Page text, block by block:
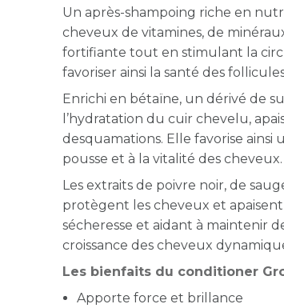
Un après-shampoing riche en
cheveux de vitamines, de
fortifiante tout en stimulant la
favoriser ainsi la santé des
Enrichi en bétaïne, un dérivé de
l’hydratation du cuir chevelu,
desquamations. Elle favorise ainsi
pousse et à la vitalité des cheveux.
Les extraits de poivre noir, de
protègent les cheveux et
sécheresse et aidant à maintenir
croissance des cheveux
Les bienfaits du conditioner
Apporte force et brillance